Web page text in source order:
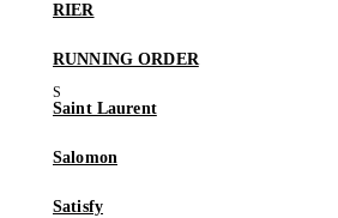
RIER
RUNNING ORDER
Saint Laurent
Salomon
Satisfy